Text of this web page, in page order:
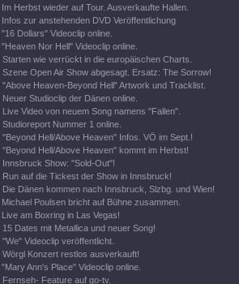
Im Herbst wieder auf Tour. Ausverkaufte Hallen.
Infos zur anstehenden DVD Veröffentlichung
"16 Dollars" Videoclip online.
"Heaven Nor Hell" Videoclip online.
Starten wie verrückt in die europäischen Charts.
Szene Open Air Show abgesagt. Ersatz: The Sorrow!
"Above Heaven-Beyond Hell" Artwork und Tracklist.
Neuer Studioclip der Dänen online.
Live Video von neuem Song namens "Fallen".
Studioreport Nummer 1 online.
"Beyond Hell/Above Heaven" Infos. VÖ im Sept.!
"Beyond Hell/Above Heaven" kommt im Herbst!
Innsbruck Show: "Sold-Out"!
Run auf die Tickest der Show in Innsbruck!
Die Dänen kommen nach Innsbruck, Slzbg. und Wien!
Michael Poulsen bricht auf Bühne zusammen.
Live am Boxring in Las Vegas!
15 Dates mit Metallica und neuer Song!
"We" Videoclip veröffentlicht.
Wörgl Konzert restlos ausverkauft!
"Mary Ann's Place" Videoclip online.
Fernseh- Feature auf go-tv.